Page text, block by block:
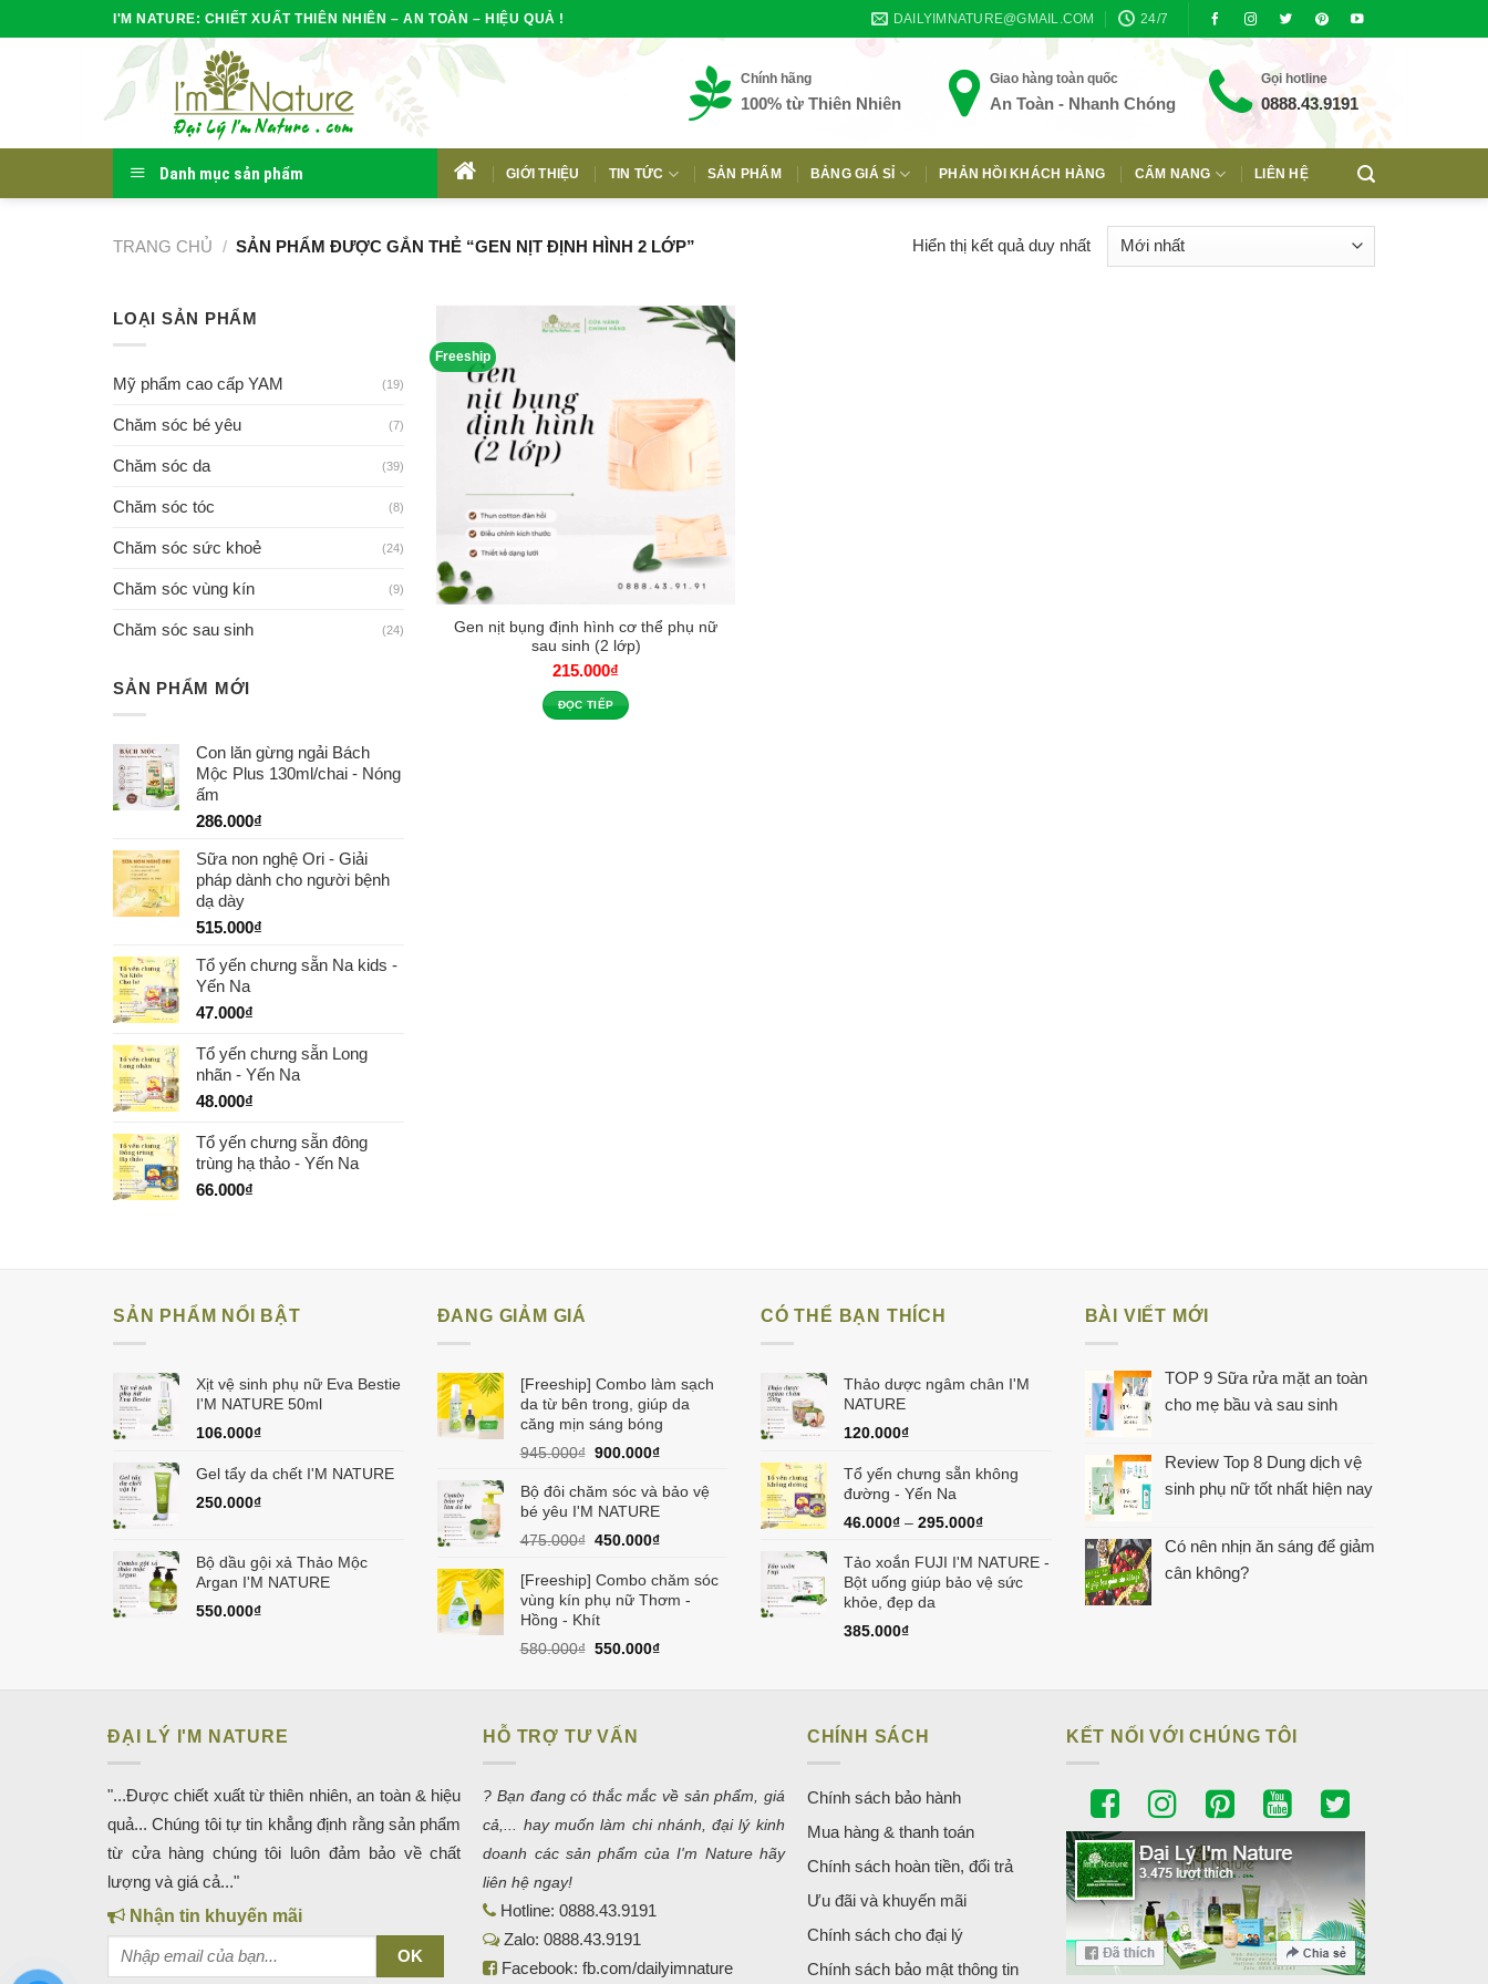
to
I'M NATURE: CHIẾT XUẤT THIÊN NHIÊN – AN TOÀN – HIỆU QUẢ ! DAILYIMNATURE@GMAIL.COM 24/7
Chính hãng
100% từ Thiên Nhiên
Giao hàng toàn quốc
An Toàn - Nhanh Chóng
Gọi hotline
0888.43.9191
Danh mục sản phẩm
HOME
GIỚI THIỆU TIN TỨC SẢN PHẨM BẢNG GIÁ SỈ PHẢN HỒI KHÁCH HÀNG CẨM NANG LIÊN HỆ
TRANG CHỦ / SẢN PHẨM ĐƯỢC GẮN THẺ “GEN NỊT ĐỊNH HÌNH 2 LỚP” Hiển thị kết quả duy nhất
LOẠI SẢN PHẨM
Mỹ phẩm cao cấp YAM (19)
Chăm sóc bé yêu (7)
Chăm sóc da (39)
Chăm sóc tóc (8)
Chăm sóc sức khoẻ (24)
Chăm sóc vùng kín (9)
Chăm sóc sau sinh (24)
SẢN PHẨM MỚI
Con lăn gừng ngải Bách
Mộc Plus 130ml/chai - Nóng
ấm
286.000₫
Sữa non nghệ Ori - Giải
pháp dành cho người bệnh
dạ dày
515.000₫
Tổ yến chưng sẵn Na kids -
Yến Na
47.000₫
Tổ yến chưng sẵn Long
nhãn - Yến Na
48.000₫
Tổ yến chưng sẵn đông
trùng hạ thảo - Yến Na
66.000₫
Freeship
Gen nịt bụng định hình cơ thể phụ nữ
sau sinh (2 lớp)
215.000₫
ĐỌC TIẾP
SẢN PHẨM NỔI BẬT
Xịt vệ sinh phụ nữ Eva Bestie
I'M NATURE 50ml
106.000₫
Gel tẩy da chết I'M NATURE
250.000₫
Bộ dầu gội xả Thảo Mộc
Argan I'M NATURE
550.000₫
ĐANG GIẢM GIÁ
[Freeship] Combo làm sạch
da từ bên trong, giúp da
căng mịn sáng bóng
945.000₫ Giá
là:
945.000₫.
900.000₫Giá
tại
là:
900.000₫.
Bộ đôi chăm sóc và bảo vệ
bé yêu I'M NATURE
475.000₫ Giá
là:
475.000₫.
450.000₫Giá
tại
là:
[Freeship] Combo chăm sóc
vùng kín phụ nữ Thơm -
Hồng - Khít
580.000₫ Giá
550.000₫Giá
CÓ THỂ BẠN THÍCH
Thảo dược ngâm chân I'M
NATURE
120.000₫
Tổ yến chưng sẵn không
đường - Yến Na
46.000₫ – 295.000₫
Tảo xoắn FUJI I'M NATURE -
Bột uống giúp bảo vệ sức
khỏe, đẹp da
385.000₫
BÀI VIẾT MỚI
TOP 9 Sữa rửa mặt an toàn
cho mẹ bầu và sau sinh
Review Top 8 Dung dịch vệ
sinh phụ nữ tốt nhất hiện nay
Có nên nhịn ăn sáng để giảm
cân không?
ĐẠI LÝ I'M NATURE
"...Được chiết xuất từ thiên nhiên, an toàn & hiệu
quả... Chúng tôi tự tin khẳng định rằng sản phẩm
từ cửa hàng chúng tôi luôn đảm bảo về chất
lượng và giá cả..."
Nhận tin khuyến mãi
HỖ TRỢ TƯ VẤN
? Bạn đang có thắc mắc về sản phẩm, giá
cả,... hay muốn làm chi nhánh, đại lý kinh
doanh các sản phẩm của I'm Nature hãy
liên hệ ngay!
Hotline:0888.43.9191
Zalo:0888.43.9191
Facebook:fb.com/dailyimnature
CHÍNH SÁCH
Chính sách bảo hành
Mua hàng & thanh toán
Chính sách hoàn tiền, đổi trả
Ưu đãi và khuyến mãi
Chính sách cho đại lý
Chính sách bảo mật thông tin
KẾT NỐI VỚI CHÚNG TÔI